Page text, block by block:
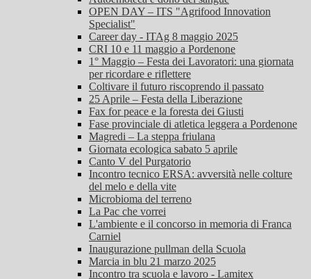
OPEN DAY – ITS "Agrifood Innovation
Specialist"
Career day - ITAg 8 maggio 2025
CRI 10 e 11 maggio a Pordenone
1° Maggio – Festa dei Lavoratori: una giornata
per ricordare e riflettere
Coltivare il futuro riscoprendo il passato
25 Aprile – Festa della Liberazione
Fax for peace e la foresta dei Giusti
Fase provinciale di atletica leggera a Pordenone
Magredi – La steppa friulana
Giornata ecologica sabato 5 aprile
Canto V del Purgatorio
Incontro tecnico ERSA: avversità nelle colture
del melo e della vite
Microbioma del terreno
La Pac che vorrei
L'ambiente e il concorso in memoria di Franca
Carniel
Inaugurazione pullman della Scuola
Marcia in blu 21 marzo 2025
Incontro tra scuola e lavoro - Lamitex